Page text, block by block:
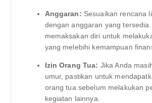
Anggaran: Sesuaikan rencana
dengan anggaran yang
memaksakan diri untuk
yang melebihi kemampuan
Izin Orang Tua: Jika Anda
umur, pastikan untuk
orang tua sebelum melakukan
kegiatan lainnya.